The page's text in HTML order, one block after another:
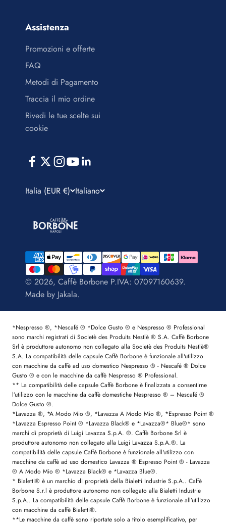
Assistenza
Promozioni e offerte
FAQ
Metodi di Pagamento
Traccia il mio ordine
Rivedi le tue scelte sui
cookie
Italia (EUR €) Italiano
© 2026, Caffè Borbone P.IVA: 07097160639.
Made by Jakala.
*Nespresso ®, *Nescafé ® *Dolce Gusto ® e Nespresso ® Professional
sono marchi registrati di Societè des Produits Nestlè ® S.A. Caffè Borbone
Srl è produttore autonomo non collegato alla Societè des Produits Nestlè®
S.A. La compatibilità delle capsule Caffè Borbone è funzionale all'utilizzo
con macchine da caffè ad uso domestico Nespresso ® - Nescafé ® Dolce
Gusto ® e con le macchine da caffè Nespresso ® Professional.
** La compatibilità delle capsule Caffè Borbone è finalizzata a consentirne
l’utilizzo con le macchine da caffè domestiche Nespresso ® – Nescafé ®
Dolce Gusto ®.
*Lavazza ®, *A Modo Mio ®, *Lavazza A Modo Mio ®, *Espresso Point ®
*Lavazza Espresso Point ® *Lavazza Black® e *Lavazza®* Blue®* sono
marchi di proprietà di Luigi Lavazza S.p.A. ®. Caffè Borbone Srl è
produttore autonomo non collegato alla Luigi Lavazza S.p.A.®. La
compatibilità delle capsule Caffè Borbone è funzionale all'utilizzo con
macchine da caffè ad uso domestico Lavazza ® Espresso Point ® - Lavazza
® A Modo Mio ® *Lavazza Black® e *Lavazza Blue®.
* Bialetti® è un marchio di proprietà della Bialetti Industrie S.p.A.. Caffè
Borbone S.r.l è produttore autonomo non collegato alla Bialetti Industrie
S.p.A.. La compatibilità delle capsule Caffè Borbone è funzionale all’utilizzo
con macchine da caffè Bialetti®.
**Le macchine da caffè sono riportate solo a titolo esemplificativo, per